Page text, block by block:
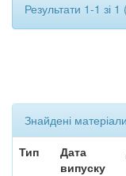
Результати 1-1 зі
Знайдені
Тип
Дата
випуску